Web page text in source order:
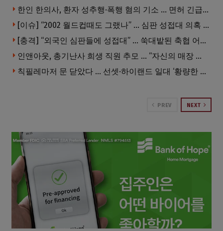
한인 한의사, 환자 성추행·폭행 혐의 기소 … 면허 긴급정지
[이슈] “2002 월드컵때도 그랬나” … 심판 성접대 의혹 해외로 일파만파, 4강 신화까지 불똥
[충격] “외국인 심판들에 성접대” … 쑥대밭된 축협 어디까지 추락하나
인앤아웃, 총기난사 희생 직원 추모 … “자신의 매장 운영이 꿈이었다”
칙필레마저 문 닫았다 … 선셋·하이랜드 일대 ‘황량한 거리’로
PREV NEXT